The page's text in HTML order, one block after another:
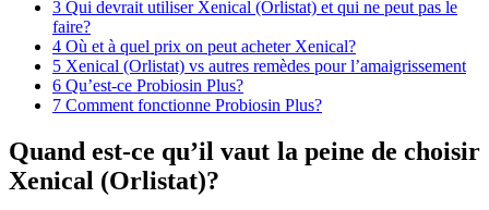
3 Qui devrait utiliser Xenical (Orlistat) et qui ne peut pas le
faire?
4 Où et à quel prix on peut acheter Xenical?
5 Xenical (Orlistat) vs autres remèdes pour l’amaigrissement
6 Qu’est-ce Probiosin Plus?
7 Comment fonctionne Probiosin Plus?
Quand est-ce qu’il vaut la peine de choisir
Xenical (Orlistat)?